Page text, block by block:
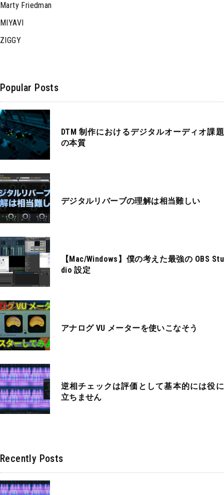
Marty Friedman
MIYAVI
ZIGGY
Popular Posts
DTM 制作におけるデジタルオーディオ課題
の本質
デジタルリバーブの理解は相当難しい
【Mac/Windows】僕の考えた最強の OBS Stu
dio 設定
アナログ VU メーターを使いこなそう
逆相チェックは評価として基本的には役に
立ちません
Recently Posts